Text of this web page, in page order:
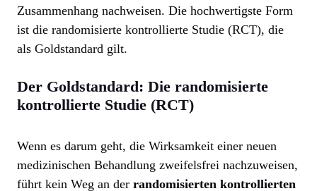
Zusammenhang nachweisen. Die hochwertigste Form
ist die randomisierte kontrollierte Studie (RCT), die
als Goldstandard gilt.
Der Goldstandard: Die randomisierte
kontrollierte Studie (RCT)
Wenn es darum geht, die Wirksamkeit einer neuen
medizinischen Behandlung zweifelsfrei nachzuweisen,
führt kein Weg an der randomisierten kontrollierten